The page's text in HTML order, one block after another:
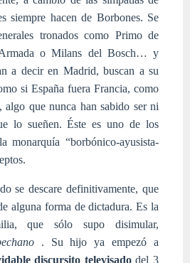
siempre hacen de Borbones. Se
tronados como Primo de
o Milans del Bosch… y
a decir en Madrid, buscan a su
si España fuera Francia, como
que nunca han sabido ser ni
lo sueñen. Éste es uno de los
monarquía “borbónico-ayusista-
se descare definitivamente, que
alguna forma de dictadura. Es la
que sólo supo disimular,
. Su hijo ya empezó a
discursito televisadodel 3